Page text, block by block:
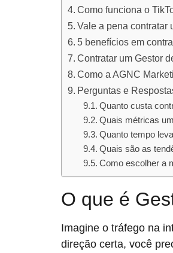
Como funciona o
Vale a pena contratar
5 benefícios em
Contratar um Gestor
Como a AGNC
Perguntas e
Quanto custa
Quais métricas
Quanto tempo
Quais são as
Como escolher a
O que é
Imagine o tráfego na
direção certa, você